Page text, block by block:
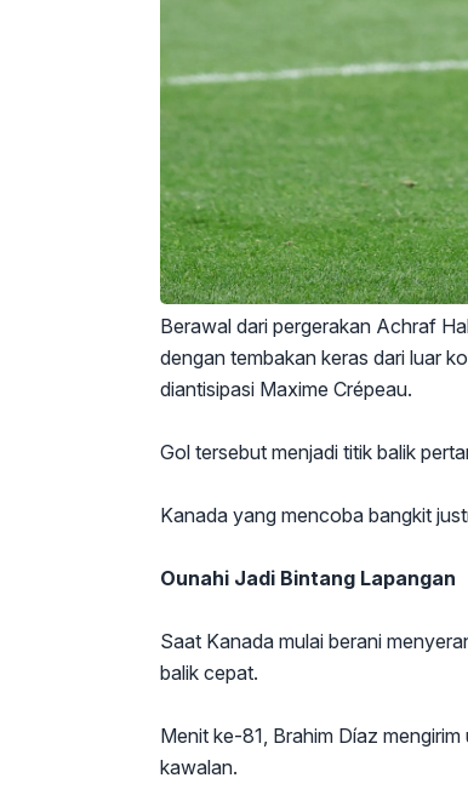
Berawal dari pergerakan Achraf
dengan tembakan keras dari luar
diantisipasi Maxime Crépeau.
Gol tersebut menjadi titik balik
Kanada yang mencoba bangkit
Ounahi Jadi Bintang Lapangan
Saat Kanada mulai berani
balik cepat.
Menit ke-81, Brahim Díaz
kawalan.